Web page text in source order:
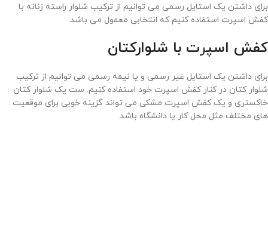
برای داشتن یک استایل رسمی می توانیم از ترکیب شلوار‌ راسته زنانه با
کفش اسپرت استفاده کنیم که انتخابی معمول می باشد.
کفش اسپرت با شلوارکتان
برای داشتن یک استایل غیر رسمی و یا نیمه رسمی می توانیم از ترکیب
شلوار کتان در کنار کفش اسپرت خود استفاده کنیم. ست یک شلوار کتان
خاکستری و یک کفش اسپرت مشکی می تواند گزینه خوبی برای موقعیت
های مختلف مثل محل کار یا دانشگاه باشد.